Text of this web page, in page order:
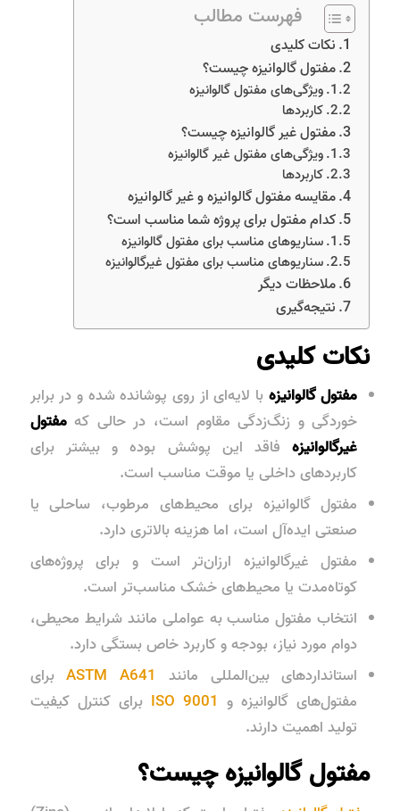
فهرست مطالب
نکات کلیدی
مفتول گالوانیزه چیست؟
ویژگی‌های مفتول گالوانیزه
کاربردها
مفتول غیر گالوانیزه چیست؟
ویژگی‌های مفتول غیر گالوانیزه
کاربردها
مقایسه مفتول گالوانیزه و غیر گالوانیزه
کدام مفتول برای پروژه شما مناسب است؟
سناریوهای مناسب برای مفتول گالوانیزه
سناریوهای مناسب برای مفتول غیرگالوانیزه
ملاحظات دیگر
نتیجه‌گیری
نکات کلیدی
مفتول گالوانیزه با لایه‌ای از روی پوشانده شده و در برابر
خوردگیو زنگ‌زدگی مقاوم است، در حالی کهمفتول
غیرگالوانیزهفاقد این پوشش بوده و بیشتر برای
کاربردهای داخلی یا موقت مناسب است.
مفتول گالوانیزه برای محیط‌های مرطوب، ساحلی یا
صنعتی ایده‌آل است، اما هزینه بالاتری دارد.
مفتول غیرگالوانیزه ارزان‌تر است و برای پروژه‌های
کوتاه‌مدت یا محیط‌های خشک مناسب‌تر است.
انتخاب مفتول مناسب به عواملی مانندشرایط محیطی،
دوام مورد نیاز، بودجهوکاربرد خاصبستگی دارد.
استانداردهای بین‌المللی مانند
ASTM A641برای
مفتول‌های گالوانیزه و ISO 9001 برای کنترل کیفیت
تولید اهمیت دارند.
مفتول گالوانیزه چیست؟